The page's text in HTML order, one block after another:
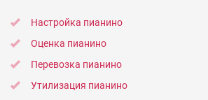
Настройка пианино
Оценка пианино
Перевозка пианино
Утилизация пианино